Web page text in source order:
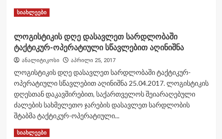
Read MoreRead
რუსეთში
MIG-
გამანადგურებელ-
გზაგადამჭრელი
თვითფრინავი
ჩამოვარდა.
სიახლეები
ლოგისტიკის დღე დასავლეთ სარდლობაში
ტაქტიკურ-ოპერატიული სწავლებით აღინიშნა
ანალიტიკოსი აპრილი 25, 2017
ლოგისტიკის დღე დასავლეთ სარდლობაში ტაქტიკურ-
ოპერატიული სწავლებით აღინიშნა 25.04.2017. ლოგისტიკის
დღესთან დაკავშირებით, საქართველოს შეიარაღებული
ძალების სახმელეთო ჯარების დასავლეთ სარდლობის
შტაბმა ტაქტიკურ-ოპერატიული...
Read MoreRead
სიახლეები